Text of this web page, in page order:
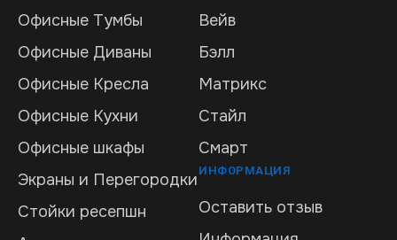
Офисные Тумбы
Офисные Диваны
Офисные Кресла
Офисные Кухни
Офисные шкафы
Экраны и Перегородки
Стойки ресепшн
Вейв
Бэлл
Матрикс
Стайл
Смарт
ИНФОРМАЦИЯ
Оставить отзыв